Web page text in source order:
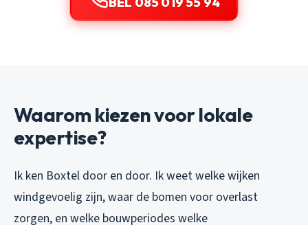
Waarom kiezen voor lokale
expertise?
Ik ken Boxtel door en door. Ik weet welke wijken
windgevoelig zijn, waar de bomen voor overlast
zorgen, en welke bouwperiodes welke